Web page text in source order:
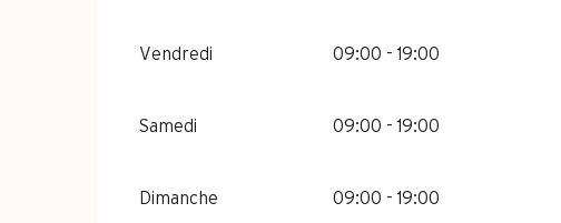
Vendredi 09:00 - 19:00
Samedi 09:00 - 19:00
Dimanche 09:00 - 19:00